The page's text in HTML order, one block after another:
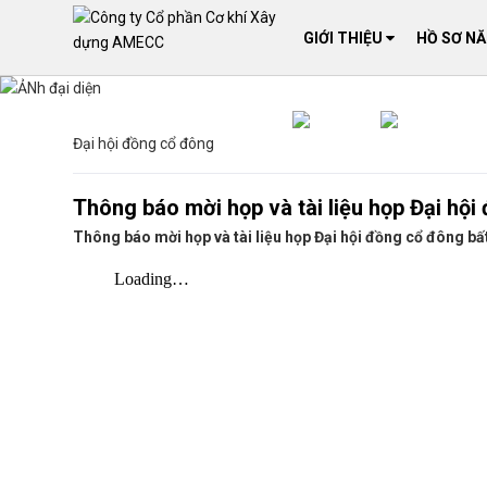
GIỚI THIỆU HỒ SƠ
Đại hội đồng cổ đông
Thông báo mời họp và tài liệu họp Đại
Thông báo mời họp và tài liệu họp Đại hội đồng cổ đông